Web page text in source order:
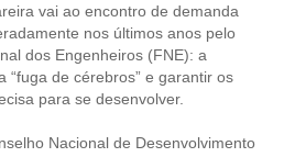
OU ANUIDADE DE SÓCIO
vai ao encontro de demanda
nos últimos anos pelo
dos Engenheiros (FNE): a
“fuga de cérebros” e garantir os
para se desenvolver.
Nacional de Desenvolvimento